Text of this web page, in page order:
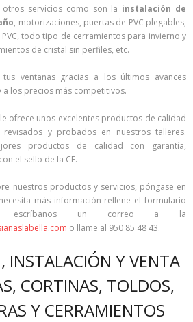
servicios como son la instalación de
, motorizaciones, puertas de PVC plegables,
todo tipo de cerramientos para invierno y
de cristal sin perfiles, etc.
ventanas gracias a los últimos avances
los precios más competitivos.
ofrece unos excelentes productos de calidad
revisados y probados en nuestros talleres.
productos de calidad con garantía,
el sello de la CE.
nuestros productos y servicios, póngase en
más información rellene el formulario
un correo a la
o llame al 950 85 48 43.
INSTALACIÓN Y VENTA
CORTINAS, TOLDOS,
Y CERRAMIENTOS